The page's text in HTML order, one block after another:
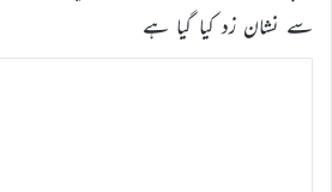
سے نشان زد کیا گیا ہے